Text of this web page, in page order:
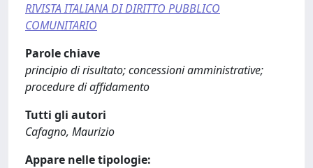
RIVISTA ITALIANA DI DIRITTO PUBBLICO
COMUNITARIO
Parole chiave
principio di risultato; concessioni amministrative;
procedure di affidamento
Tutti gli autori
Cafagno, Maurizio
Appare nelle tipologie: